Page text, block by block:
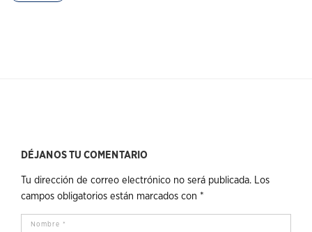
DÉJANOS TU COMENTARIO
Tu dirección de correo electrónico no será publicada.
Los
campos obligatorios están marcados con *